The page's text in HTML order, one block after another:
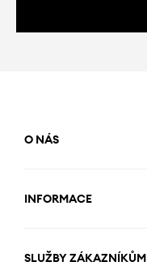
O NÁS
INFORMACE
SLUŽBY ZÁKAZNÍKŮM